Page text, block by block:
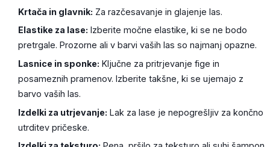
Krtača in glavnik: Za razčesavanje in glajenje las.
Elastike za lase: Izberite močne elastike, ki se ne bodo
pretrgale. Prozorne ali v barvi vaših las so najmanj opazne.
Lasnice in sponke: Ključne za pritrjevanje fige in
posameznih pramenov. Izberite takšne, ki se ujemajo z
barvo vaših las.
Izdelki za utrjevanje: Lak za lase je nepogrešljiv za končno
utrditev pričeske.